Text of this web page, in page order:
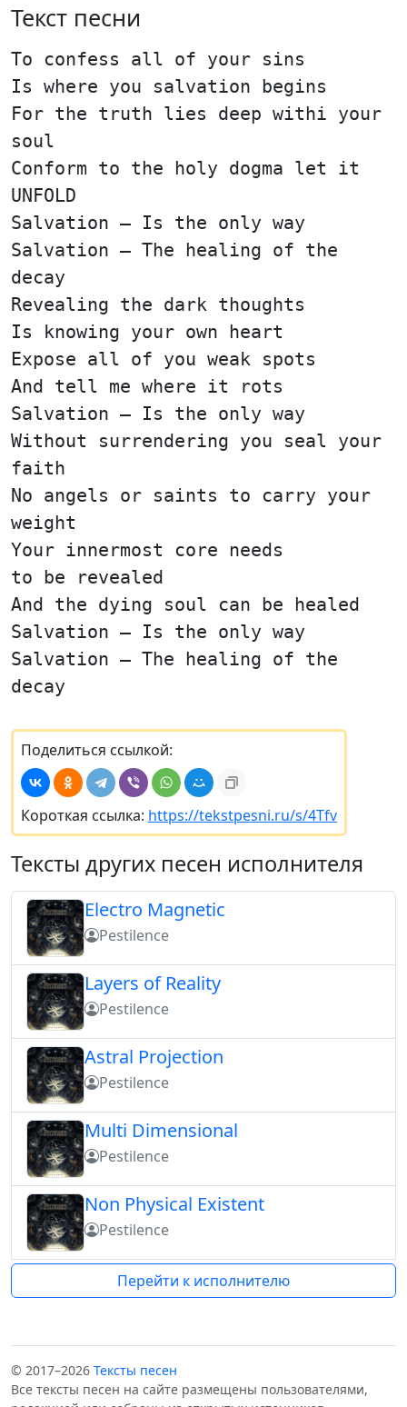
Текст песни
To confess all of your sins
Is where you salvation begins
For the truth lies deep withi your
soul
Conform to the holy dogma let it
UNFOLD
Salvation — Is the only way
Salvation — The healing of the
decay
Revealing the dark thoughts
Is knowing your own heart
Expose all of you weak spots
And tell me where it rots
Salvation — Is the only way
Without surrendering you seal your
faith
No angels or saints to carry your
weight
Your innermost core needs
to be revealed
And the dying soul can be healed
Salvation — Is the only way
Salvation — The healing of the
decay
Поделиться ссылкой:
Короткая ссылка: https://tekstpesni.ru/s/4Tfv
Тексты других песен исполнителя
Electro Magnetic
Pestilence
Layers of Reality
Pestilence
Astral Projection
Pestilence
Multi Dimensional
Pestilence
Non Physical Existent
Pestilence
Перейти к исполнителю
© 2017–2026 Тексты песен
Все тексты песен на сайте размещены пользователями,